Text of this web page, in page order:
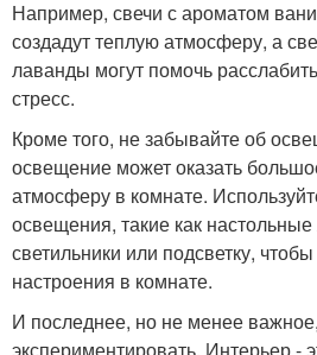
Например, свечи с ароматом
создадут теплую атмосферу, а
лаванды могут помочь
стресс.
Кроме того, не забывайте об
освещение может оказать
атмосферу в комнате.
освещения, такие как
светильники или подсветку,
настроения в комнате.
И последнее, но не менее